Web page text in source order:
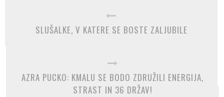
SLUŠALKE, V KATERE SE BOSTE ZALJUBILE
AZRA PUCKO: KMALU SE BODO ZDRUŽILI ENERGIJA,
STRAST IN 36 DRŽAV!